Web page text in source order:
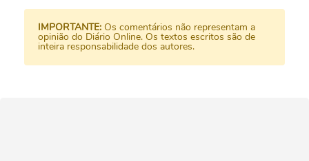
IMPORTANTE: Os comentários não representam a
opinião do Diário Online. Os textos escritos são de
inteira responsabilidade dos autores.